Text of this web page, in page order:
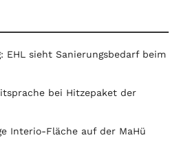
EHL sieht Sanierungsbedarf beim
bei Hitzepaket der
Interio-Fläche auf der MaHü